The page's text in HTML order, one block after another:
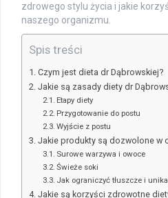
zdrowego stylu życia i jakie
naszego organizmu.
Spis treści
Czym jest dieta dr Dąbrowskiej?
Jakie są zasady diety dr
Etapy diety
Przygotowanie do postu
Wyjście z postu
Jakie produkty są dozwolone w
Surowe warzywa i owoce
Świeże soki
Jak ograniczyć tłuszcze i
Jakie są korzyści zdrowotne